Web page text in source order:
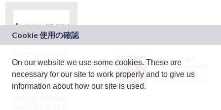
ドコモグループの新
規事業創出プログラ
ム「docomo
STARTUP」を通じて
JASRAC許諾番号：
9024936001Y45037
JASRAC許諾番号：
On our website we use some cookies. These are
necessary for our site to work properly and to give us
information about how our site is used.